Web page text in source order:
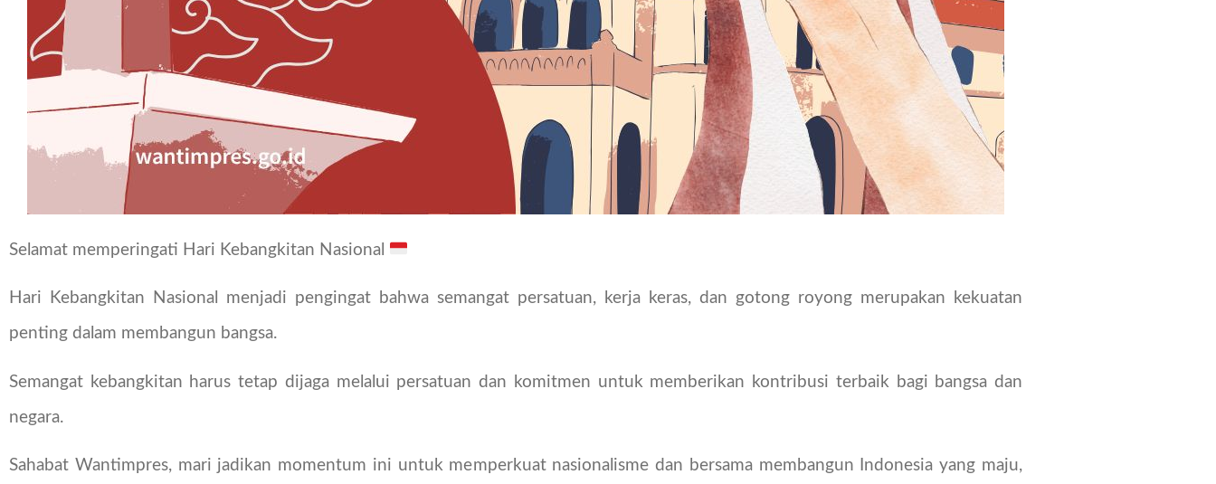
Selamat memperingati Hari Kebangkitan Nasional
Hari Kebangkitan Nasional menjadi pengingat bahwa semangat persatuan, kerja keras, dan gotong royong merupakan kekuatan
penting dalam membangun bangsa.
Semangat kebangkitan harus tetap dijaga melalui persatuan dan komitmen untuk memberikan kontribusi terbaik bagi bangsa dan
negara.
Sahabat Wantimpres, mari jadikan momentum ini untuk memperkuat nasionalisme dan bersama membangun Indonesia yang maju,